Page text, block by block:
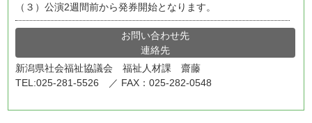
（３）公演2週間前から発券開始となります。
お問い合わせ先
連絡先
新潟県社会福祉協議会 福祉人材課 齋藤
TEL:025-281-5526 ／ FAX：025-282-0548